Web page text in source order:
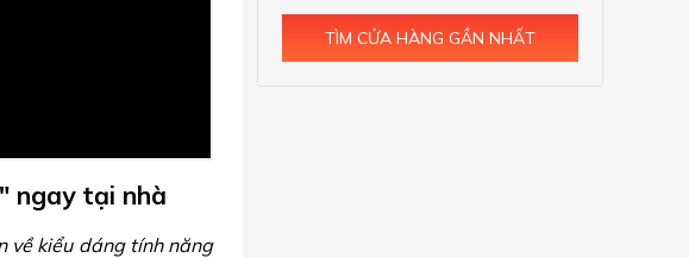
ngay tại nhà
về kiểu dáng tính năng
TÌM CỬA HÀNG GẦN NHẤT